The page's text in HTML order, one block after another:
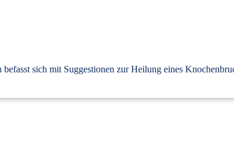
befasst sich mit Suggestionen zur Heilung eines